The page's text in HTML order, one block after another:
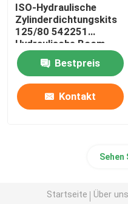
ISO-Hydraulische
Zylinderdichtungskits
125/80 542251
Hydraulische Boom-
Zylinderdichtung
Bestpreis
Kontakt
Sehen
Startseite Über uns